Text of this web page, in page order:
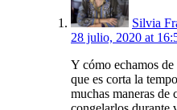
Silvia
28 julio, 2020 at
Y cómo echamos de
que es corta la
muchas maneras de